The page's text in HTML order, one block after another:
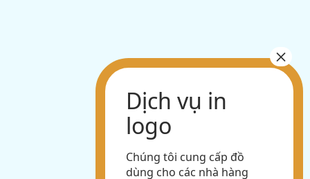
Chúng tôi cung cấp đồ
dùng cho các nhà hàng